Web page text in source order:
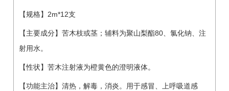
【规格】2m*12支
【主要成分】苦木枝或茎；辅料为聚山梨酯80、氯化钠、注
射用水。
【性状】苦木注射液为橙黄色的澄明液体。
【功能主治】清热，解毒，消炎。用于感冒、上呼吸道感